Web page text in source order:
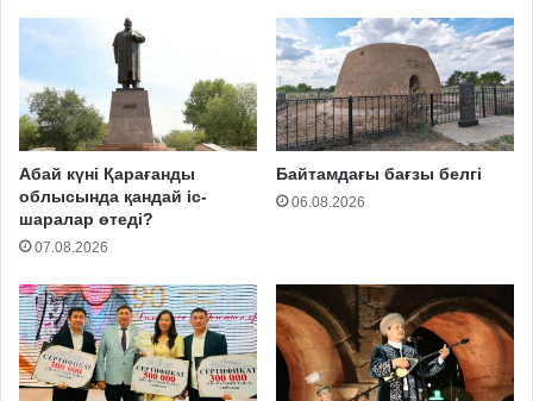
Абай күні Қарағанды
облысында қандай іс-
шаралар өтеді?
07.08.2026
Байтамдағы бағзы белгі
06.08.2026